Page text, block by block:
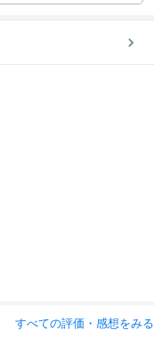
すべての評価・感想をみる